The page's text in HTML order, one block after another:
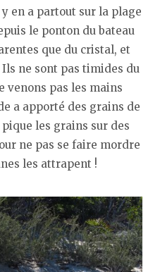
en a partout sur la plage
le ponton du bateau
que du cristal, et
ne sont pas timides du
venons pas les mains
a apporté des grains de
les grains sur des
ne pas se faire mordre
les attrapent !